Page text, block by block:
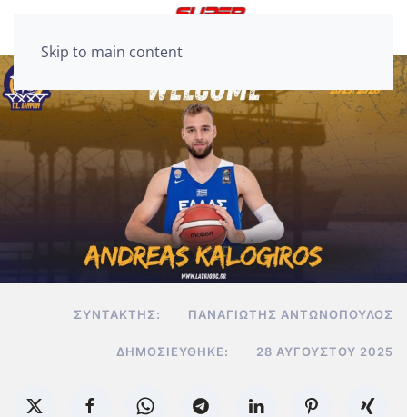
Skip to main content
ΣΥΝΤΆΚΤΗΣ: ΠΑΝΑΓΙΏΤΗΣ ΑΝΤΩΝΌΠΟΥΛΟΣ
ΔΗΜΟΣΙΕΎΘΗΚΕ: 28 ΑΥΓΟΎΣΤΟΥ 2025